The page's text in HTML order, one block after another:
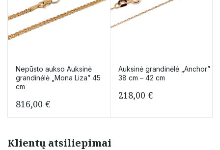
Nepūsto aukso Auksinė
grandinėlė „Mona Liza” 45
cm
816,00 €
Auksinė grandinėlė „Anchor”
38 cm – 42 cm
218,00 €
Klientų atsiliepimai